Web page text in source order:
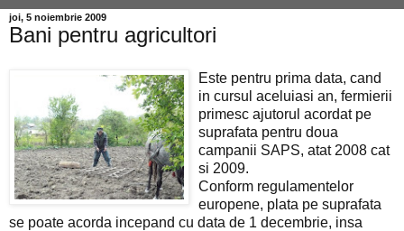
joi, 5 noiembrie 2009
Bani pentru agricultori
Este pentru prima data, cand
in cursul aceluiasi an, fermierii
primesc ajutorul acordat pe
suprafata pentru doua
campanii SAPS, atat 2008 cat
si 2009.
Conform regulamentelor
europene, plata pe suprafata
se poate acorda incepand cu data de 1 decembrie, insa